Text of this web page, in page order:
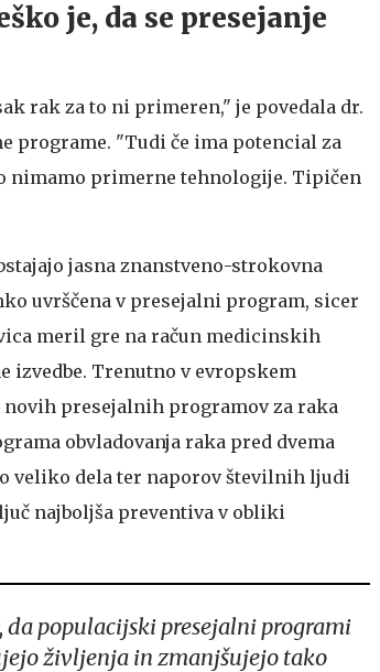
je, da se presejanje
rak za to ni primeren," je povedala dr.
programe. "Tudi če ima potencial za
nimamo primerne tehnologije. Tipičen
jasna znanstveno-strokovna
uvrščena v presejalni program, sicer
meril gre na račun medicinskih
izvedbe. Trenutno v evropskem
presejalnih programov za raka
obvladovanja raka pred dvema
veliko dela ter naporov številnih ljudi
najboljša preventiva v obliki
populacijski presejalni programi
življenja in zmanjšujejo tako